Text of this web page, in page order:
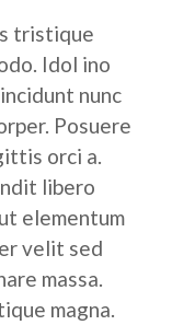
tristique
Idol ino
nunc
Posuere
orci a.
libero
elementum
velit sed
massa.
magna.